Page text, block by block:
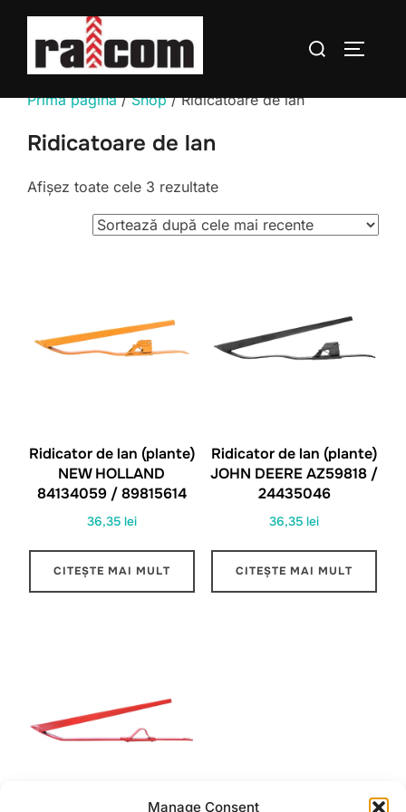
Manage Consent
conținut
Caută
Prima pagină/Shop/ Ridicatoare de lan
Ridicatoare de lan
Afișez toate cele 3 rezultateSortat
după
cele
Ridicator de lan (plante)
NEW HOLLAND
84134059 / 89815614
36,35 lei
CITEȘTE MAI MULT
Ridicator de lan (plante)
JOHN DEERE AZ59818 /
24435046
36,35lei
CITEȘTE MAI MULT